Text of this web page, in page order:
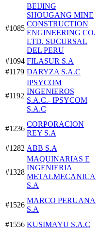
#1085
BEIJING
SHOUGANG MINE
CONSTRUCTION
ENGINEERING CO.
LTD. SUCURSAL
DEL PERU
#1094 FILASUR S.A
#1179 DARYZA S.A.C
#1192
IPSYCOM
INGENIEROS
S.A.C.- IPSYCOM
S.A.C
#1236
CORPORACION
REY S.A
#1282 ABB S.A
#1328
MAQUINARIAS E
INGENIERIA
METALMECANICA
S.A
#1526
MARCO PERUANA
S.A
#1556 KUSIMAYU S.A.C